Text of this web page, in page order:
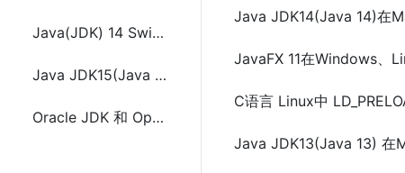
Java(JDK) 14 Switch表达式使用方法及示例代码
Java JDK15(Java 15)在Windows上安装与环境变量配置
Oracle JDK 和 OpenJDK 的选择及区别
Java JDK14(Java 14)在
JavaFX 11在Windows、
C语言 Linux中
Java JDK13(Java 13) 在